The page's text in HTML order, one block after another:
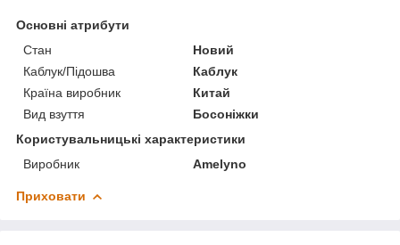
Основні атрибути
Стан
Новий
Каблук/Підошва
Каблук
Країна виробник
Китай
Вид взуття
Босоніжки
Користувальницькі характеристики
Виробник
Amelyno
Приховати